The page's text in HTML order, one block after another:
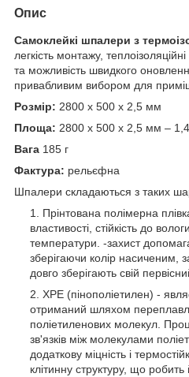
Опис
Самоклейкі шпалери з
легкість монтажу,
та можливість швидкого
привабливим вибором для
Розмір: 2800 х 500 х 2,5 мм
Площа: 2800 х 500 х 2,5 мм –
Вага 185 г
Фактура: рельєфна
Шпалери складаються з таких
Прінтована полімерна
властивості, стійкість до
температури. -захист
зберігаючи колір насиченим,
довго зберігають свій
XPE (пінополіетилен) -
отриманий шляхом
поліетиленових молекул.
зв'язків між молекулами
додаткову міцність і
клітинну структуру, що робить